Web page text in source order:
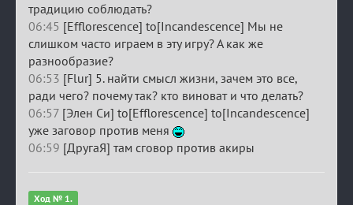
традицию соблюдать?
06:45 [Efflorescence] to[Incandescence] Мы не
слишком часто играем в эту игру? А как же
разнообразие?
06:53 [Flur] 5. найти смысл жизни, зачем это все,
ради чего? почему так? кто виноват и что делать?
06:57 [Элен Си] to[Efflorescence] to[Incandescence]
уже заговор против меня
06:59 [ДругаЯ] там сговор против акиры
Ход № 1.